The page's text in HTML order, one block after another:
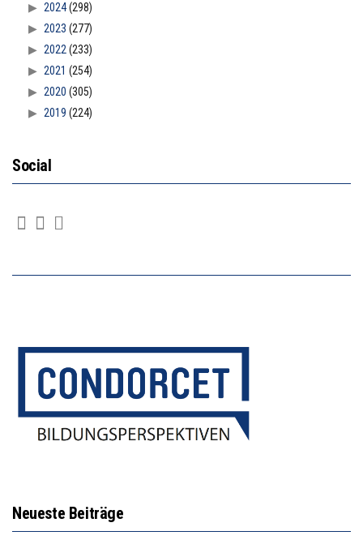
2024(298)
2023 (277)
2022(233)
2021 (254)
2020 (305)
2019 (224)
Social
Neueste Beiträge